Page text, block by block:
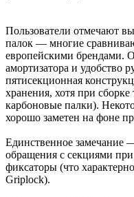
Пользователи отмечают
палок — многие
европейскими брендами.
амортизатора и удобство
пятисекционная
хранения, хотя при сборке
карбоновые палки).
хорошо заметен на фоне
Единственное замечание
обращения с секциями при
фиксаторы (что
Griplock).